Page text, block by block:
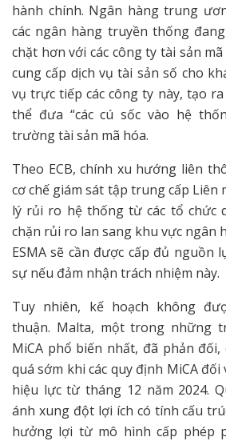
hành chính. Ngân hàng trung
các ngân hàng truyền thống
chặt hơn với các công ty tài sản
cung cấp dịch vụ tài sản số cho
vụ trực tiếp các công ty này, tạo
thể đưa “các cú sốc vào hệ
trường tài sản mã hóa.
Theo ECB, chính xu hướng liên
cơ chế giám sát tập trung cấp Liên
lý rủi ro hệ thống từ các tổ chức
chặn rủi ro lan sang khu vực ngân
ESMA sẽ cần được cấp đủ nguồn
sự nếu đảm nhận trách nhiệm này.
Tuy nhiên, kế hoạch không
thuận. Malta, một trong những
MiCA phổ biến nhất, đã phản
quá sớm khi các quy định MiCA đối
hiệu lực từ tháng 12 năm 2024.
ánh xung đột lợi ích có tính cấu
hưởng lợi từ mô hình cấp phép